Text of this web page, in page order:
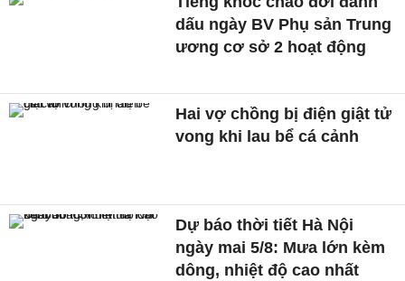
dấu ngày BV Phụ sản Trung
ương cơ sở 2 hoạt động
Hai vợ chồng bị điện giật tử
vong khi lau bể cá cảnh
Dự báo thời tiết Hà Nội
ngày mai 5/8: Mưa lớn kèm
dông, nhiệt độ cao nhất